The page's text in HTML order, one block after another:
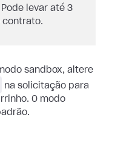
levar até 3
contrato.
sandbox, altere
na solicitação para
O modo